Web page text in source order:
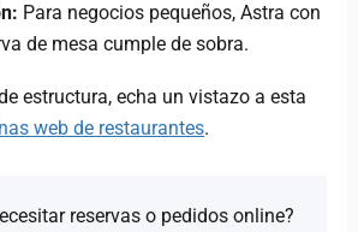
Para negocios pequeños, Astra con
de mesa cumple de sobra.
estructura, echa un vistazo a esta
web de restaurantes.
reservas o pedidos online?